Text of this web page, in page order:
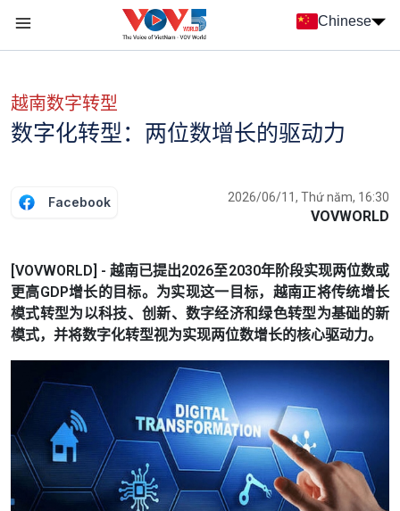
Chinese
越南数字转型
数字化转型：两位数增长的驱动力
Facebook 2026/06/11, Thứ năm, 16:30
VOVWORLD
[VOVWORLD] - 越南已提出2026至2030年阶段实现两位数或
更高GDP增长的目标。为实现这一目标，越南正将传统增长
模式转型为以科技、创新、数字经济和绿色转型为基础的新
模式，并将数字化转型视为实现两位数增长的核心驱动力。